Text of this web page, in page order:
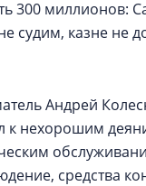
300 миллионов:
судим, казне не
Андрей
к нехорошим
средства